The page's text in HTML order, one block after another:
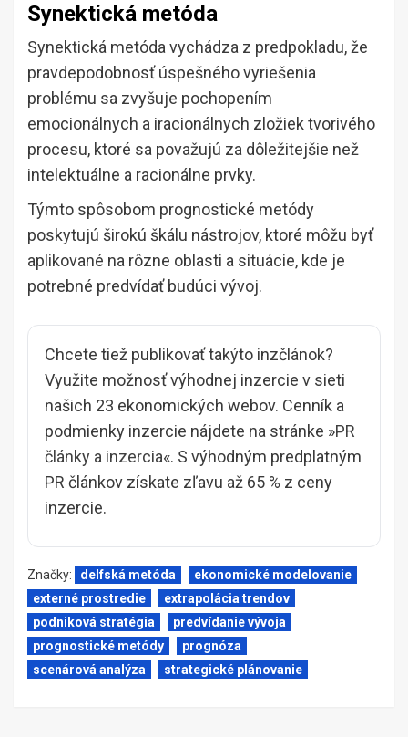
Synektická metóda
Synektická metóda vychádza z predpokladu, že
pravdepodobnosť úspešného vyriešenia
problému sa zvyšuje pochopením
emocionálnych a iracionálnych zložiek tvorivého
procesu, ktoré sa považujú za dôležitejšie než
intelektuálne a racionálne prvky.
Týmto spôsobom prognostické metódy
poskytujú širokú škálu nástrojov, ktoré môžu byť
aplikované na rôzne oblasti a situácie, kde je
potrebné predvídať budúci vývoj.
Chcete tiež publikovať takýto inzčlánok?
Využite možnosť výhodnej inzercie v sieti
našich 23 ekonomických webov. Cenník a
podmienky inzercie nájdete na stránke »PR
články a inzercia«. S výhodným predplatným
PR článkov získate zľavu až 65 % z ceny
inzercie.
Značky: delfská metóda
ekonomické modelovanie
externé prostredie
extrapolácia trendov
podniková stratégia
predvídanie vývoja
prognostické metódy
prognóza
scenárová analýza
strategické plánovanie